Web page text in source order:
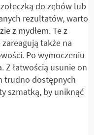
do zębów lub
rezultatów, warto
z mydłem. Te z
także na
Po wymoczeniu
Z łatwością usunie on
trudno dostępnych
szmatką, by uniknąć